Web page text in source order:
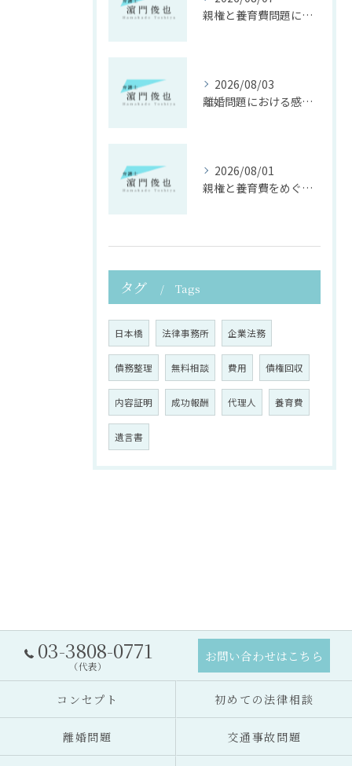
親権と養育費問題に寄り添う法律支援
2026/08/03
離婚問題における感情面に配慮した誠実な法律サポート
2026/08/01
親権と養育費をめぐる法律支援の重要性
タグ Tags
日本橋 法律事務所 企業法務
債務整理 無料相談 費用 債権回収
内容証明 成功報酬 代理人 養育費
遺言書
03-3808-0771
（代表）
お問い合わせはこちら
コンセプト 初めての法律相談
離婚問題 交通事故問題